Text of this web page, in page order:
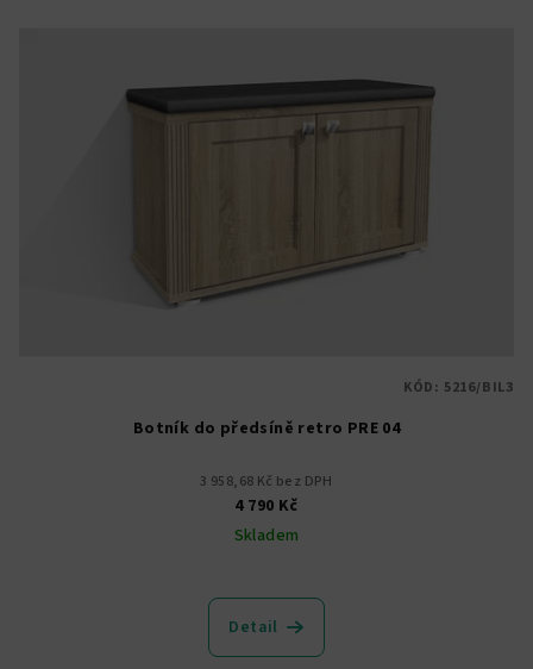
Botník do předsíně retro PRE 04
3 958,68 Kč bez DPH
4 790 Kč
Skladem
Detail
KÓD: 5216/BIL3